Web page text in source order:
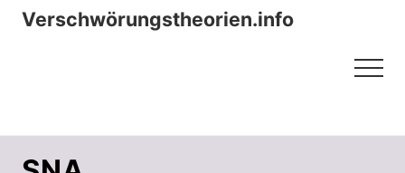
Menu
Zum
ZurVerschwörungstheorien.info
Menu